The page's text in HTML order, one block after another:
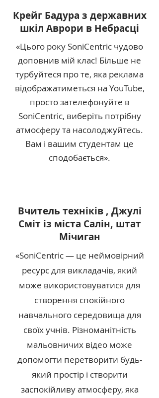
Крейг Бадура з державних
шкіл Аврори в Небрасці
«Цього року SoniCentric чудово
доповнив мій клас! Більше не
турбуйтеся про те, яка реклама
відображатиметься на YouTube,
просто зателефонуйте в
SoniCentric, виберіть потрібну
атмосферу та насолоджуйтесь.
Вам і вашим студентам це
сподобається».
Вчитель техніків, Джулі
Сміт із міста Салін, штат
Мічиган
«SoniCentric — це неймовірний
ресурс для викладачів, який
може використовуватися для
створення спокійного
навчального середовища для
своїх учнів. Різноманітність
мальовничих відео може
допомогти перетворити будь-
який простір і створити
заспокійливу атмосферу, яка